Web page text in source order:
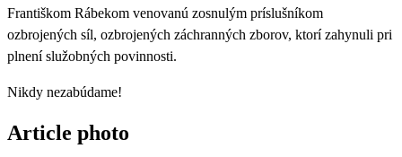
Františkom Rábekom venovanú zosnulým príslušníkom
ozbrojených síl, ozbrojených záchranných zborov, ktorí zahynuli pri
plnení služobných povinnosti.
Nikdy nezabúdame!
Article photo